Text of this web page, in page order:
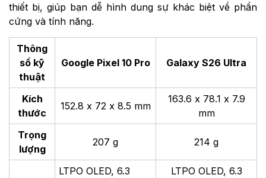
thiết bị, giúp bạn dễ hình dung sự khác biệt về phần
cứng và tính năng.
Thông
số kỹ
thuật
Google Pixel 10 Pro Galaxy S26 Ultra
Kích
thước
152.8 x 72 x 8.5 mm
163.6 x 78.1 x 7.9
mm
Trọng
lượng
207 g 214 g
LTPO OLED, 6.3
LTPO OLED, 6.3